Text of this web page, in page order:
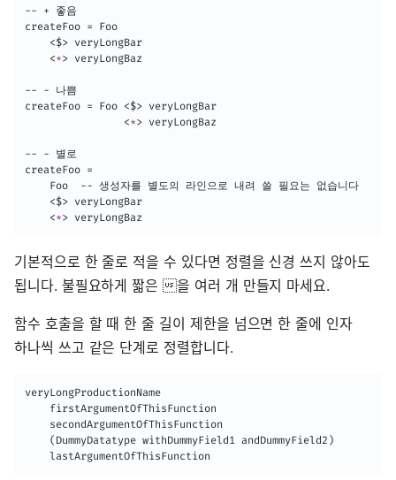
-- + 좋음
createFoo = Foo
    <$> veryLongBar
<*> veryLongBaz
-- - 나쁨
createFoo = Foo <$> veryLongBar
<*> veryLongBaz
-- - 별로
createFoo =
    Foo  -- 생성자를 별도의 라인으로 내려 쓸 필요는 없습니다
    <$> veryLongBar
<*> veryLongBaz
기본적으로 한 줄로 적을 수 있다면 정렬을 신경 쓰지 않아도
됩니다. 불필요하게 짧은 을 여러 개 만들지 마세요.
함수 호출을 할 때 한 줄 길이 제한을 넘으면 한 줄에 인자
하나씩 쓰고 같은 단계로 정렬합니다.
veryLongProductionName
    firstArgumentOfThisFunction
    secondArgumentOfThisFunction
    (DummyDatatype withDummyField1 andDummyField2)
    lastArgumentOfThisFunction